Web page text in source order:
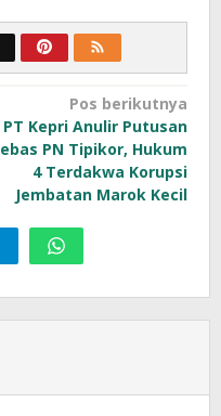
Pos berikutnya
PT Kepri Anulir Putusan
PN Tipikor, Hukum
4 Terdakwa Korupsi
Jembatan Marok Kecil